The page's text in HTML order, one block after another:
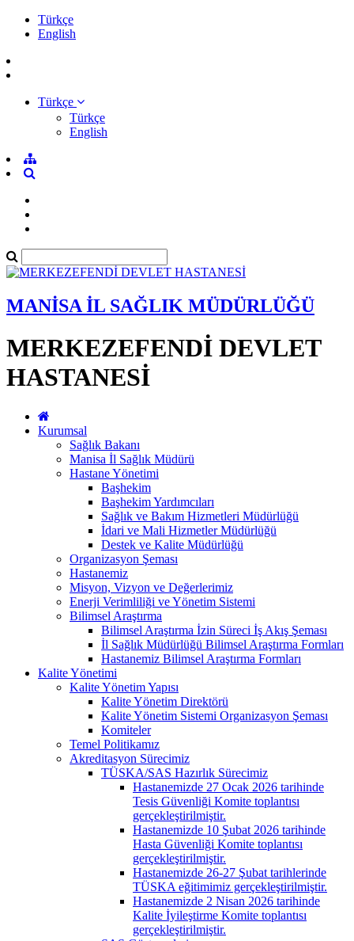
Türkçe
English
Türkçe
Türkçe
English
MANİSA İL SAĞLIK MÜDÜRLÜĞÜ
MERKEZEFENDİ DEVLET
HASTANESİ
Kurumsal
Sağlık Bakanı
Manisa İl Sağlık Müdürü
Hastane Yönetimi
Başhekim
Başhekim Yardımcıları
Sağlık ve Bakım Hizmetleri Müdürlüğü
İdari ve Mali Hizmetler Müdürlüğü
Destek ve Kalite Müdürlüğü
Organizasyon Şeması
Hastanemiz
Misyon, Vizyon ve Değerlerimiz
Enerji Verimliliği ve Yönetim Sistemi
Bilimsel Araştırma
Bilimsel Araştırma İzin Süreci İş Akış Şeması
İl Sağlık Müdürlüğü Bilimsel Araştırma Formları
Hastanemiz Bilimsel Araştırma Formları
Kalite Yönetimi
Kalite Yönetim Yapısı
Kalite Yönetim Direktörü
Kalite Yönetim Sistemi Organizasyon Şeması
Komiteler
Temel Politikamız
Akreditasyon Sürecimiz
TÜSKA/SAS Hazırlık Sürecimiz
Hastanemizde 27 Ocak 2026 tarihinde
Tesis Güvenliği Komite toplantısı
gerçekleştirilmiştir.
Hastanemizde 10 Şubat 2026 tarihinde
Hasta Güvenliği Komite toplantısı
gerçekleştirilmiştir.
Hastanemizde 26-27 Şubat tarihlerinde
TÜSKA eğitimimiz gerçekleştirilmiştir.
Hastanemizde 2 Nisan 2026 tarihinde
Kalite İyileştirme Komite toplantısı
gerçekleştirilmiştir.